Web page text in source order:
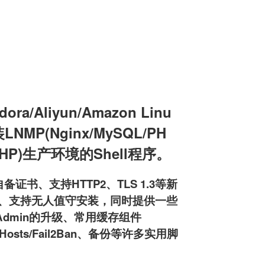
Aliyun/Amazon Linu
MySQL/PH
生产环境的Shell程序。
证书、支持HTTP2、TLS 1.3等新
支持无人值守安装，同时提供一些
的升级、常用缓存组件
Fail2Ban、备份等许多实用脚